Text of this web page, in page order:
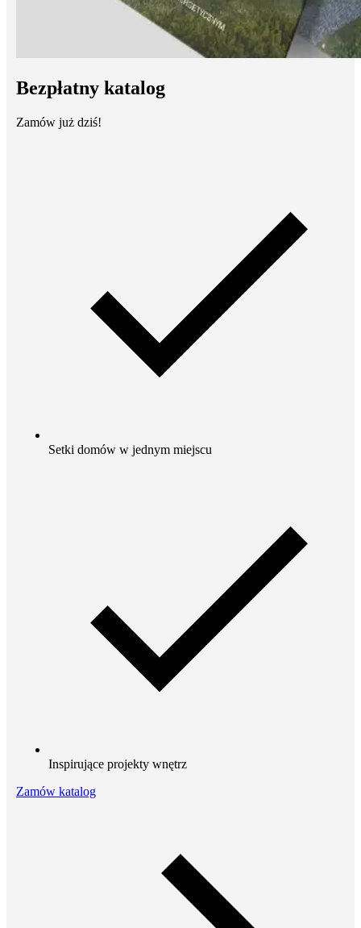
Bezpłatny katalog
Zamów już dziś!
Setki domów w jednym miejscu
Inspirujące projekty wnętrz
Zamów katalog